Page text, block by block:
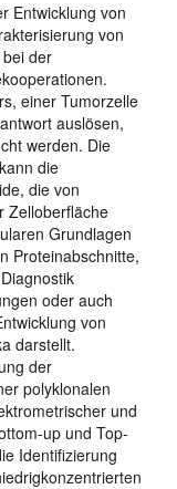
Entwicklung von
von
der
einer Tumorzelle
auslösen,
werden. Die
die
die von
Zelloberfläche
Grundlagen
Proteinabschnitte,
oder auch
von
darstellt.
der
polyklonalen
und
up und Top-
Identifizierung